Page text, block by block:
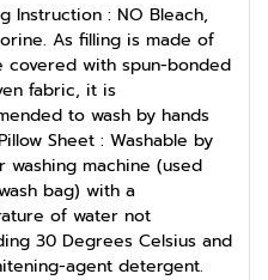
Instruction : NO Bleach,
As filling is made of
covered with spun-bonded
fabric, it is
to wash by hands
Sheet : Washable by
washing machine (used
bag) with a
of water not
30 Degrees Celsius and
agent detergent.